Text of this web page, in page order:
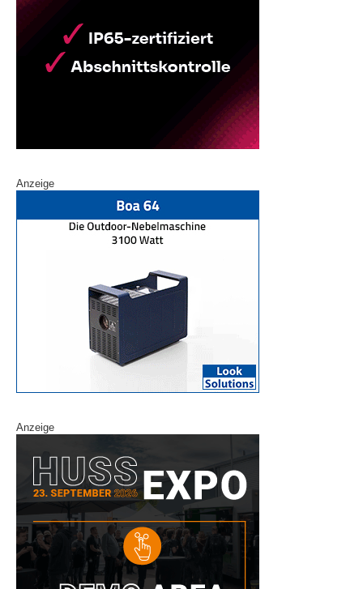
Anzeige
Anzeige